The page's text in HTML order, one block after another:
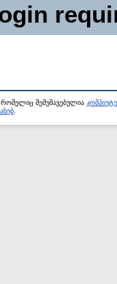
რომელიც შემუშავებულია
.